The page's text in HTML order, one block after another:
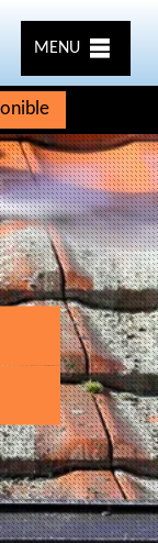
MENU